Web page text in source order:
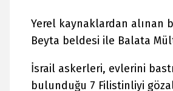
Yerel kaynaklardan alınan
Beyta beldesi ile Balata
İsrail askerleri, evlerini
bulunduğu 7 Filistinliyi